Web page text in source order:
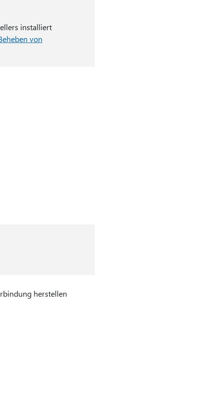
installiert
von
herstellen